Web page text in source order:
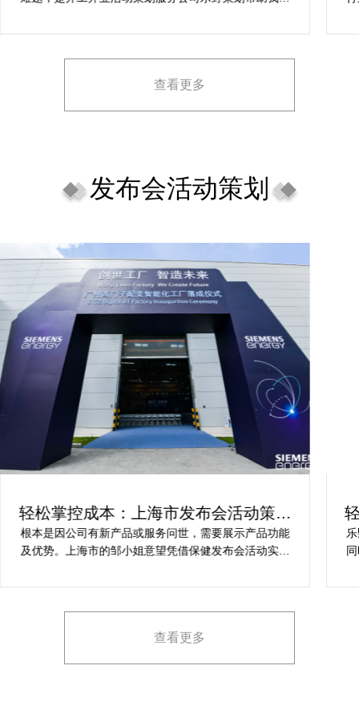
场开工开业活动策划堪称完美，下次有计划还会选择乐
查看更多
发布会活动策划
轻松掌控成本：上海市发布会活动策划
方案指南
根本是因公司有新产品或服务问世，需要展示产品功能
及优势。上海市的邹小姐意望凭借保健发布会活动实现
占有率。在策划时间里却遇到这些难题缺乏专业的产品
展示方案，以最大化媒体报道和消费者关注。
查看更多